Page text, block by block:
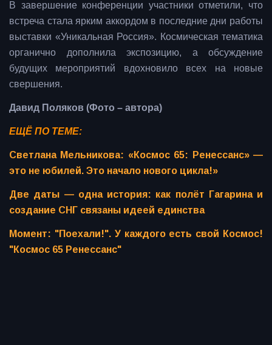
В завершение конференции участники отметили, что
встреча стала ярким аккордом в последние дни работы
выставки «Уникальная Россия». Космическая тематика
органично дополнила экспозицию, а обсуждение
будущих мероприятий вдохновило всех на новые
свершения.
Давид Поляков (Фото – автора)
ЕЩЁ ПО ТЕМЕ:
Светлана Мельникова: «Космос 65: Ренессанс» —
это не юбилей. Это начало нового цикла!»
Две даты — одна история: как полёт Гагарина и
создание СНГ связаны идеей единства
Момент: "Поехали!". У каждого есть свой Космос!
"Космос 65 Ренессанс"